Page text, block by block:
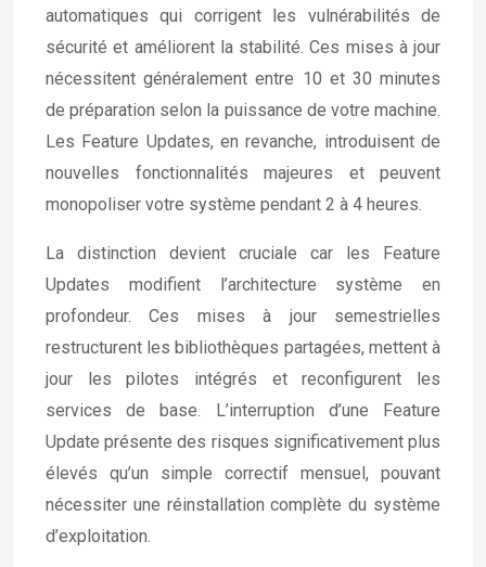
automatiques qui corrigent les vulnérabilités de
sécurité et améliorent la stabilité. Ces mises à jour
nécessitent généralement entre 10 et 30 minutes
de préparation selon la puissance de votre machine.
Les Feature Updates, en revanche, introduisent de
nouvelles fonctionnalités majeures et peuvent
monopoliser votre système pendant 2 à 4 heures.
La distinction devient cruciale car les Feature
Updates modifient l’architecture système en
profondeur. Ces mises à jour semestrielles
restructurent les bibliothèques partagées, mettent à
jour les pilotes intégrés et reconfigurent les
services de base. L’interruption d’une Feature
Update présente des risques significativement plus
élevés qu’un simple correctif mensuel, pouvant
nécessiter une réinstallation complète du système
d’exploitation.